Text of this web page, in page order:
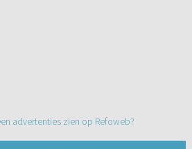
advertenties zien op Refoweb?